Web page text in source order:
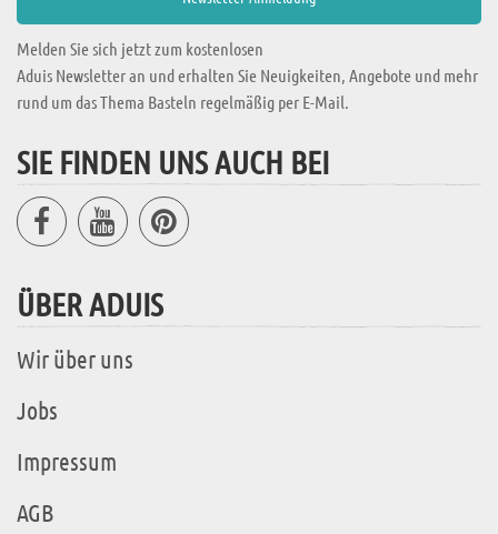
Melden Sie sich jetzt zum kostenlosen
Aduis Newsletter an und erhalten Sie Neuigkeiten, Angebote und mehr
rund um das Thema Basteln regelmäßig per E-Mail.
SIE FINDEN UNS AUCH BEI
ÜBER ADUIS
Wir über uns
Jobs
Impressum
AGB